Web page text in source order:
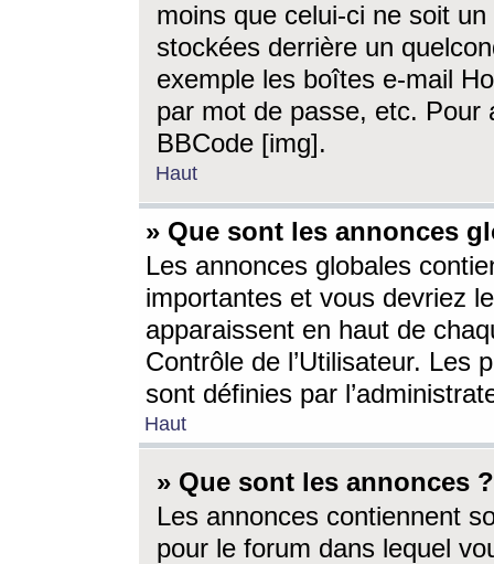
moins que celui-ci ne soit
stockées derrière un
exemple les boîtes e-mail
par mot de passe, etc. Pour
BBCode [img].
Haut
» Que sont les annonces
Les annonces globales
importantes et vous devriez
apparaissent en haut de
Contrôle de l’Utilisateur. Les
sont définies par
Haut
» Que sont les annonces ?
Les annonces contiennent
pour le forum dans lequel